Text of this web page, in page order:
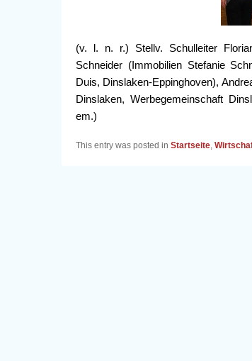
(v. l. n. r.) Stellv. Schulleiter
Schneider (Immobilien Stefanie
Duis, Dinslaken-Eppinghoven),
Dinslaken, Werbegemeinschaft
em.)
This entry was posted in Startseite,